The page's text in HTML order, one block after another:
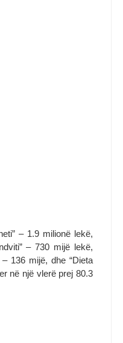
– 1.9 milionë lekë,
– 730 mijë lekë,
136 mijë, dhe “Dieta
në një vlerë prej 80.3